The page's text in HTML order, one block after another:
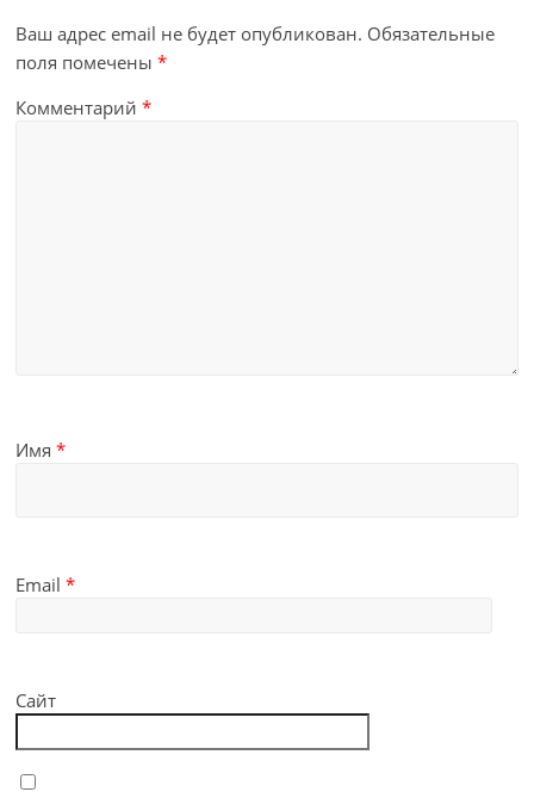
Ваш адрес email не будет опубликован. Обязательные
поля помечены*
Комментарий*
Имя*
Email*
Сайт